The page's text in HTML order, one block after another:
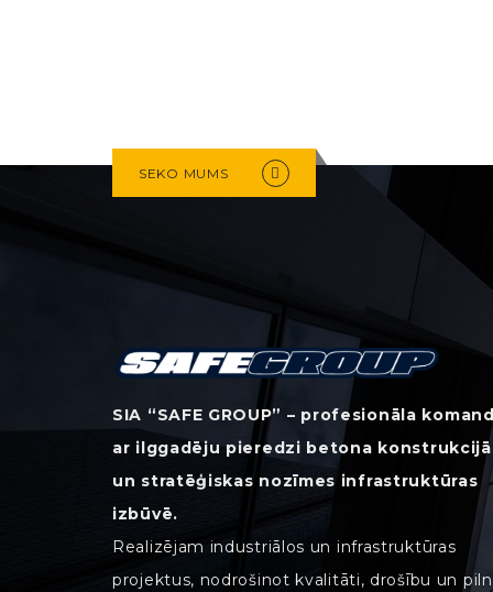
SEKO MUMS
SIA “SAFE GROUP” – profesionāla
ar ilggadēju pieredzi betona
un stratēģiskas nozīmes infrastruktūras
izbūvē.
Realizējam industriālos un infrastruktūras
projektus, nodrošinot kvalitāti, drošību un